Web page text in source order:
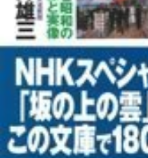
メディア事業
イベント事業／
配信事業
アパレル事業
会社情報 TOP
企業理念
会社概要
アクセス
沿革
RECRUIT
採用情報 TOP
新卒採用
中途・
アルバイト採用
よくあるご質問
ONLINE